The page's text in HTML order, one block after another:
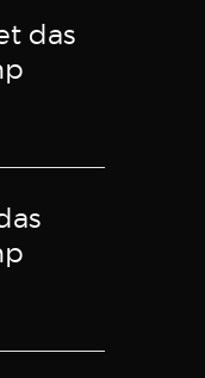
das